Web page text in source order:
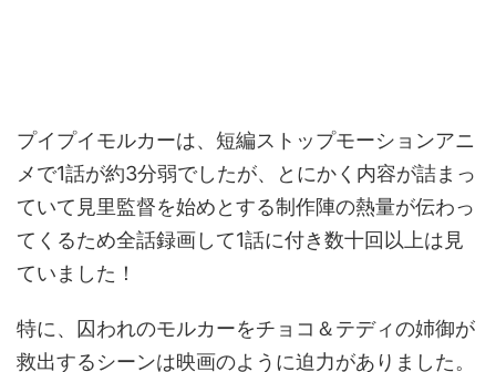
プイプイモルカーは、短編ストップモーションアニ
メで1話が約3分弱でしたが、とにかく内容が詰まっ
ていて見里監督を始めとする制作陣の熱量が伝わっ
てくるため全話録画して1話に付き数十回以上は見
ていました！
特に、囚われのモルカーをチョコ＆テディの姉御が
救出するシーンは映画のように迫力がありました。